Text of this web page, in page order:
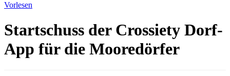
Vorlesen
Startschuss der Crossiety Dorf-
App für die Mooredörfer